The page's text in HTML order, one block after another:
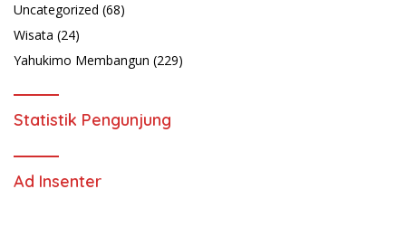
Uncategorized (68)
Wisata (24)
Yahukimo Membangun (229)
Statistik Pengunjung
Ad Insenter